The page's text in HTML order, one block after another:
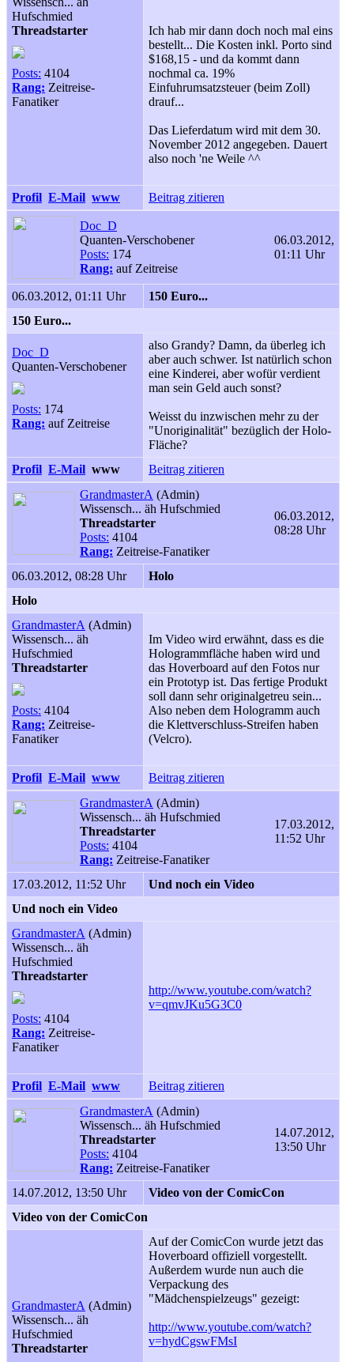
Hufschmied
Threadstarter
Posts: 4104
Rang: Zeitreise-
Fanatiker
Ich hab mir dann doch noch mal eins
bestellt... Die Kosten inkl. Porto sind
$168,15 - und da kommt dann
nochmal ca. 19%
Einfuhrumsatzsteuer (beim Zoll)
drauf...
Das Lieferdatum wird mit dem 30.
November 2012 angegeben. Dauert
also noch 'ne Weile ^^
Profil E-Mail www Beitrag zitieren
Doc_D
Quanten-Verschobener
Posts: 174
Rang: auf Zeitreise
06.03.2012,
01:11 Uhr
06.03.2012, 01:11 Uhr
150 Euro...
150 Euro...
Doc_D
Quanten-Verschobener
Posts: 174
Rang: auf Zeitreise
also Grandy? Damn, da überleg ich
aber auch schwer. Ist natürlich schon
eine Kinderei, aber wofür verdient
man sein Geld auch sonst?
Weisst du inzwischen mehr zu der
"Unoriginalität" bezüglich der Holo-
Fläche?
Profil E-Mail www
Beitrag zitieren
GrandmasterA (Admin)
Wissensch... äh Hufschmied
Threadstarter
Posts: 4104
Rang: Zeitreise-Fanatiker
06.03.2012,
08:28 Uhr
06.03.2012, 08:28 Uhr
Holo
Holo
GrandmasterA (Admin)
Wissensch... äh
Hufschmied
Threadstarter
Posts: 4104
Rang: Zeitreise-
Fanatiker
Im Video wird erwähnt, dass es die
Hologrammfläche haben wird und
das Hoverboard auf den Fotos nur
ein Prototyp ist. Das fertige Produkt
soll dann sehr originalgetreu sein...
Also neben dem Hologramm auch
die Klettverschluss-Streifen haben
(Velcro).
Profil E-Mail www
Beitrag zitieren
GrandmasterA (Admin)
Wissensch... äh Hufschmied
Threadstarter
Posts: 4104
Rang: Zeitreise-Fanatiker
17.03.2012,
11:52 Uhr
17.03.2012, 11:52 Uhr
Und noch ein Video
Und noch ein Video
GrandmasterA (Admin)
Wissensch... äh
Hufschmied
Threadstarter
Posts: 4104
Rang: Zeitreise-
Fanatiker
http://www.youtube.com/watch?
v=qmvJKu5G3C0
Profil E-Mail www
Beitrag zitieren
GrandmasterA (Admin)
Wissensch... äh Hufschmied
Threadstarter
Posts: 4104
Rang: Zeitreise-Fanatiker
14.07.2012,
13:50 Uhr
14.07.2012, 13:50 Uhr
Video von der ComicCon
Video von der ComicCon
GrandmasterA (Admin)
Wissensch... äh
Hufschmied
Threadstarter
Auf der ComicCon wurde jetzt das
Hoverboard offiziell vorgestellt.
Außerdem wurde nun auch die
Verpackung des
"Mädchenspielzeugs" gezeigt:
http://www.youtube.com/watch?
v=hydCgswFMsI